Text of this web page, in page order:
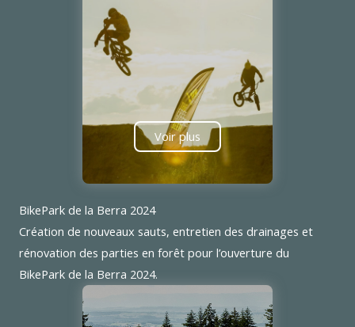
Voir plus
BikePark de la Berra 2024
Création de nouveaux sauts, entretien des drainages et
rénovation des parties en forêt pour l’ouverture du
BikePark de la Berra 2024.